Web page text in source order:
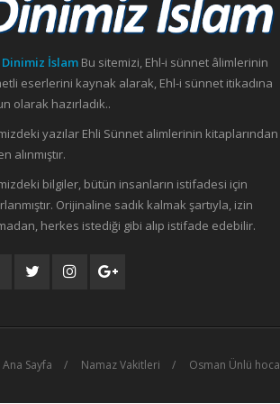
Dinimiz İslam Bu sitemizi, Ehl-i sünnet âlimlerinin
eserlerini kaynak alarak, Ehl-i sünnet itikadına
olarak hazırladık..
yazılar Ehli Sünnet alimlerinin kitaplarından
alınmıştır.
bilgiler, bütün insanların istifadesi için
Orijinaline sadık kalmak şartıyla, izin
herkes istediği gibi alıp istifade edebilir.
Ana Sayfa Namaz Vakitleri Osman Ünlü hoca